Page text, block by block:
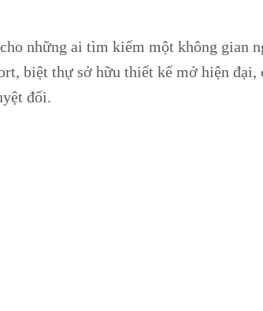
những ai tìm kiếm một không gian
biệt thự sở hữu thiết kế mở hiện đại,
đối.